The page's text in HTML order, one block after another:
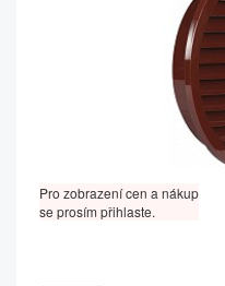
Pro zobrazení cen a nákup
se prosím přihlaste.